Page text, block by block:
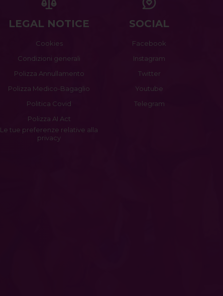
LEGAL NOTICE
Cookies
Condizioni generali
Polizza Annullamento
Polizza Medico-Bagaglio
Politica Covid
Polizza AI Act
Le tue preferenze relative alla
privacy
SOCIAL
Facebook
Instagram
Twitter
Youtube
Telegram